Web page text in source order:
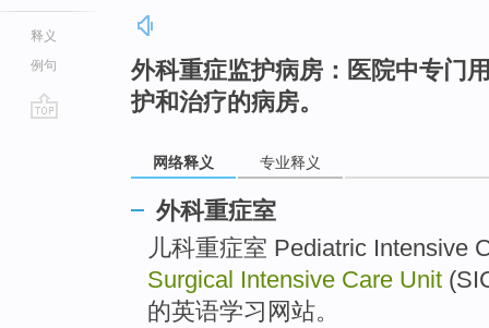
释义
例句
外科重症监护病房：医院中专门
护和治疗的病房。
网络释义 专业释义
外科重症室
儿科重症室 Pediatric Intensive
Surgical Intensive Care Unit
的英语学习网站。